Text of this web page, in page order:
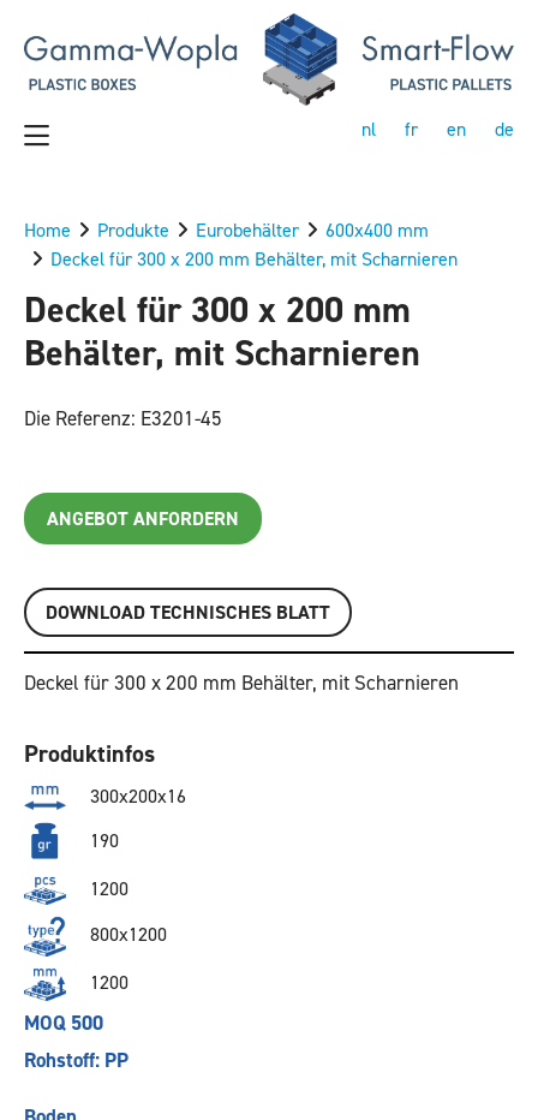
nl fr en de
Home Produkte Eurobehälter
600x400 mm
Deckel für 300 x 200 mm Behälter, mit Scharnieren
Deckel für 300 x 200 mm
Behälter, mit Scharnieren
Die Referenz: E3201-45
ANGEBOT ANFORDERN
DOWNLOAD TECHNISCHES BLATT
Deckel für 300 x 200 mm Behälter, mit Scharnieren
Produktinfos
300x200x16
190
1200
800x1200
1200
MOQ 500
Rohstoff: PP